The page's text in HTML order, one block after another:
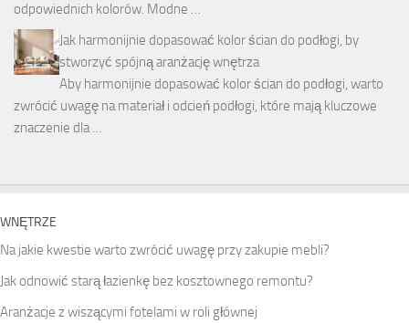
odpowiednich kolorów. Modne …
Jak harmonijnie dopasować kolor ścian do podłogi, by
stworzyć spójną aranżację wnętrza
Aby harmonijnie dopasować kolor ścian do podłogi, warto
zwrócić uwagę na materiał i odcień podłogi, które mają kluczowe
znaczenie dla …
WNĘTRZE
Na jakie kwestie warto zwrócić uwagę przy zakupie mebli?
Jak odnowić starą łazienkę bez kosztownego remontu?
Aranżacje z wiszącymi fotelami w roli głównej